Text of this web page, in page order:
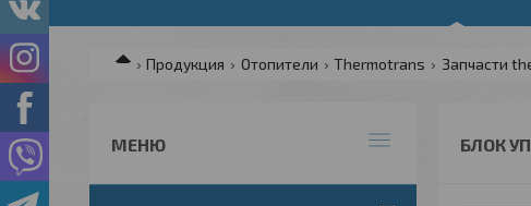
Продукция Отопители Thermotrans Запчасти
БЛОК